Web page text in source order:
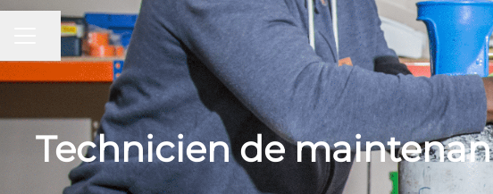
MENU CARRIÈRE
Partager la page
Technicien de